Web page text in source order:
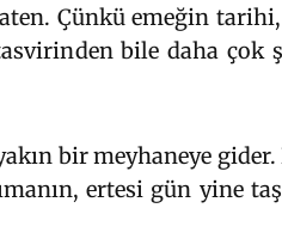
Çünkü emeğin
bile daha çok
bir meyhaneye
ertesi gün yine